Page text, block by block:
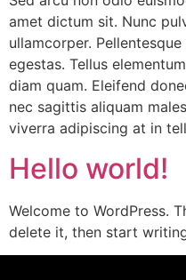
amet dictum sit. Nunc
ullamcorper.
egestas. Tellus
diam quam. Eleifend
nec sagittis aliquam
viverra adipiscing at in
Hello world!
Welcome to WordPress.
delete it, then start